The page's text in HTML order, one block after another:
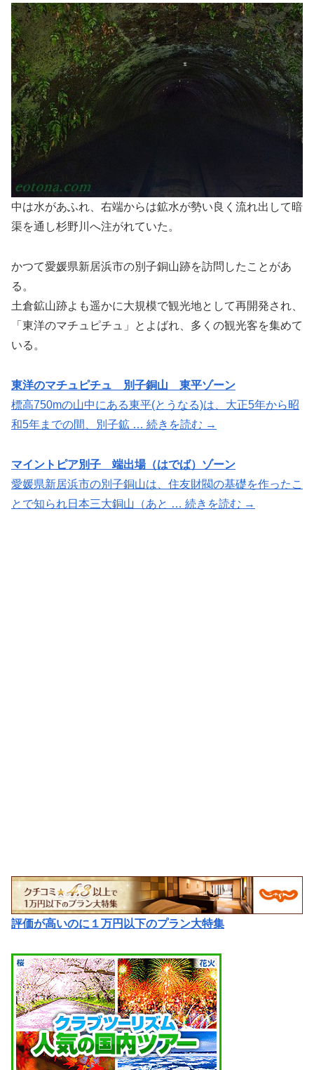
中は水があふれ、右端からは鉱水が勢い良く流れ出して暗
渠を通し杉野川へ注がれていた。
かつて愛媛県新居浜市の別子銅山跡を訪問したことがあ
る。
土倉鉱山跡よも遥かに大規模で観光地として再開発され、
「東洋のマチュピチュ」とよばれ、多くの観光客を集めて
いる。
東洋のマチュピチュ 別子銅山 東平ゾーン
標高750mの山中にある東平(とうなる)は、大正5年から昭
和5年までの間、別子鉱 … 続きを読む →
マイントピア別子 端出場（はでば）ゾーン
愛媛県新居浜市の別子銅山は、住友財閥の基礎を作ったこ
とで知られ日本三大銅山（あと … 続きを読む →
評価が高いのに１万円以下のプラン大特集